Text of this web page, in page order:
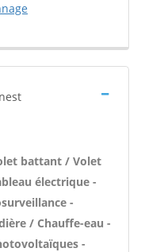
battant / Volet
électrique -
-
/ Chauffe-eau -
-